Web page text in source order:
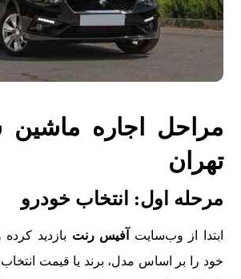
مراحل اجاره ماشین
تهران
مرحله اول: انتخاب خودرو
ابتدا از وب‌سایت آفیس رنت بازدید
خود را بر اساس مدل، برند یا قیمت انتخاب